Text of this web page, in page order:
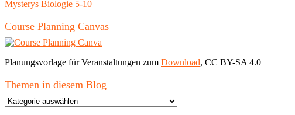
Mysterys Biologie 5-10
Course Planning Canvas
Planungsvorlage für Veranstaltungen zum Download, CC BY-SA 4.0
Themen in diesem Blog
Themen